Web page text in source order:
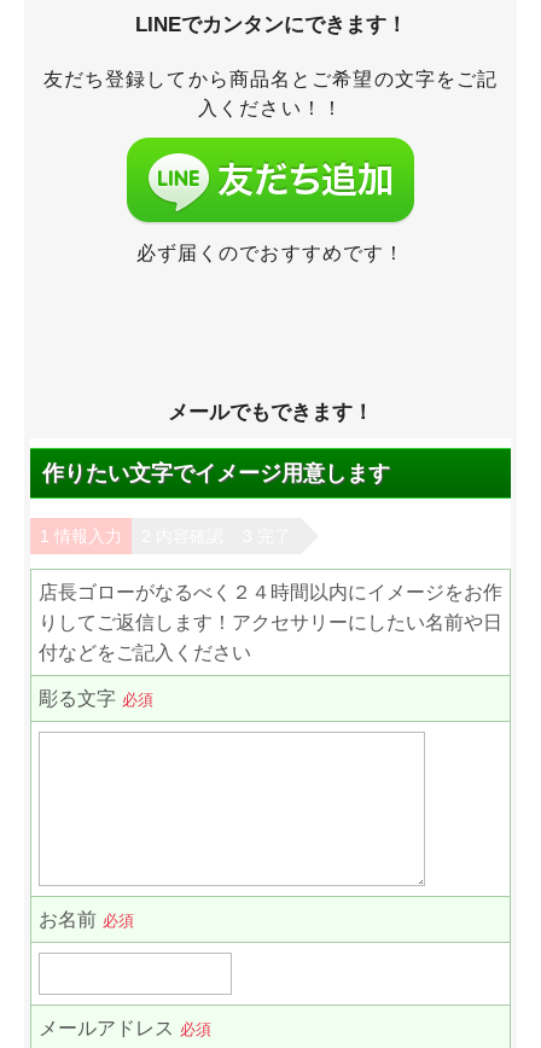
LINEでカンタンにできます！
友だち登録してから商品名とご希望の文字をご記
入ください！！
必ず届くのでおすすめです！
メールでもできます！